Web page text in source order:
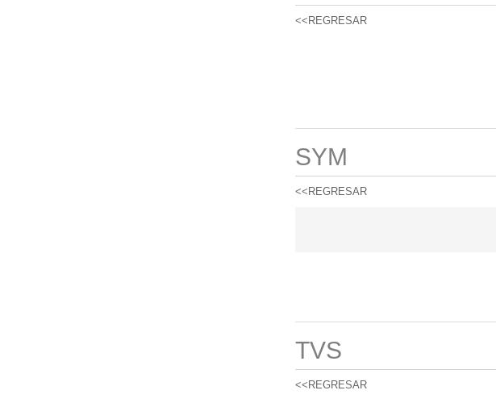
<<REGRESAR
SYM
<<REGRESAR
TVS
<<REGRESAR